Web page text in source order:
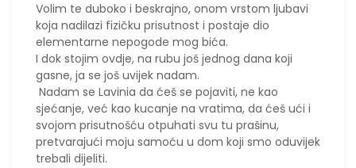
Volim te duboko i beskrajno, onom vrstom ljubavi
koja nadilazi fizičku prisutnost i postaje dio
elementarne nepogode mog bića.
I dok stojim ovdje, na rubu još jednog dana koji
gasne, ja se još uvijek nadam.
Nadam se Lavinia da ćeš se pojaviti, ne kao
sjećanje, već kao kucanje na vratima, da ćeš ući i
svojom prisutnošću otpuhati svu tu prašinu,
pretvarajući moju samoću u dom koji smo oduvijek
trebali dijeliti.